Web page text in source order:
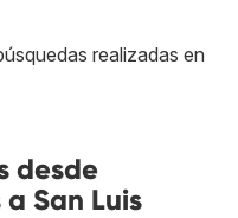
realizadas en
desde
San Luis